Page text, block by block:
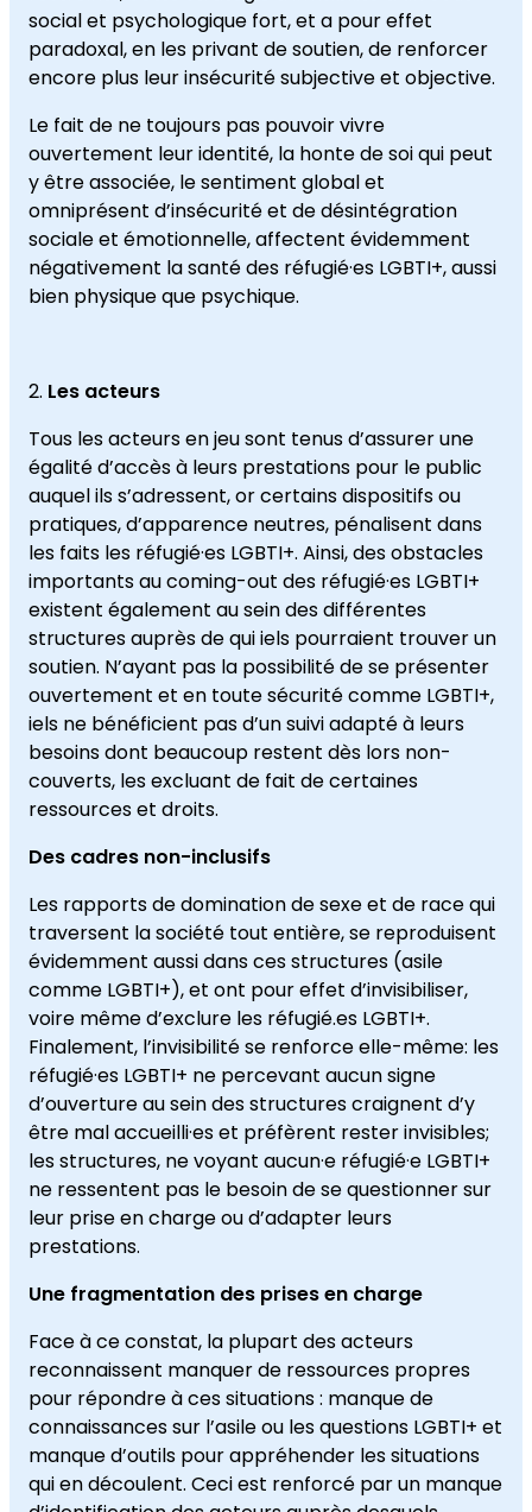
social et psychologique fort, et a pour effet
paradoxal, en les privant de soutien, de renforcer
encore plus leur insécurité subjective et objective.
Le fait de ne toujours pas pouvoir vivre
ouvertement leur identité, la honte de soi qui peut
y être associée, le sentiment global et
omniprésent d’insécurité et de désintégration
sociale et émotionnelle, affectent évidemment
négativement la santé des réfugié·es LGBTI+, aussi
bien physique que psychique.
Les acteurs
Tous les acteurs en jeu sont tenus d’assurer une
égalité d’accès à leurs prestations pour le public
auquel ils s’adressent, or certains dispositifs ou
pratiques, d’apparence neutres, pénalisent dans
les faits les réfugié·es LGBTI+. Ainsi, des obstacles
importants au coming-out des réfugié·es LGBTI+
existent également au sein des différentes
structures auprès de qui iels pourraient trouver un
soutien. N’ayant pas la possibilité de se présenter
ouvertement et en toute sécurité comme LGBTI+,
iels ne bénéficient pas d’un suivi adapté à leurs
besoins dont beaucoup restent dès lors non-
couverts, les excluant de fait de certaines
ressources et droits.
Des cadres non-inclusifs
Les rapports de domination de sexe et de race qui
traversent la société tout entière, se reproduisent
évidemment aussi dans ces structures (asile
comme LGBTI+), et ont pour effet d’invisibiliser,
voire même d’exclure les réfugié.es LGBTI+.
Finalement, l’invisibilité se renforce elle-même: les
réfugié·es LGBTI+ ne percevant aucun signe
d’ouverture au sein des structures craignent d’y
être mal accueilli·es et préfèrent rester invisibles;
les structures, ne voyant aucun·e réfugié·e LGBTI+
ne ressentent pas le besoin de se questionner sur
leur prise en charge ou d’adapter leurs
prestations.
Une fragmentation des prises en charge
Face à ce constat, la plupart des acteurs
reconnaissent manquer de ressources propres
pour répondre à ces situations : manque de
connaissances sur l’asile ou les questions LGBTI+ et
manque d’outils pour appréhender les situations
qui en découlent. Ceci est renforcé par un manque